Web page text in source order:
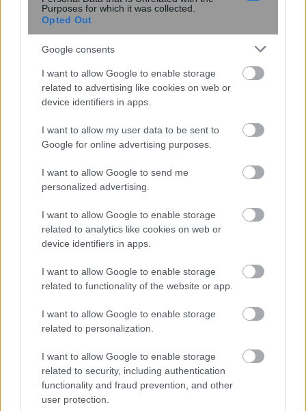
Purposes for which it was collected.
Opted Out
Google consents
I want to allow Google to enable storage
related to advertising like cookies on web or
device identifiers in apps.
I want to allow my user data to be sent to
Google for online advertising purposes.
I want to allow Google to send me
personalized advertising.
I want to allow Google to enable storage
related to analytics like cookies on web or
device identifiers in apps.
I want to allow Google to enable storage
related to functionality of the website or app.
I want to allow Google to enable storage
related to personalization.
I want to allow Google to enable storage
related to security, including authentication
functionality and fraud prevention, and other
user protection.
Miranda Kerr: Η περίεργη διατροφή
που ακολουθεί το supermodel για να
διατηρείται πάντα αδύνατη: «Τρώω
Νέα τεχνική αποκαλύπτει με ακρίβεια
νανομέτρου τη συμπεριφορά 2D
υλικών